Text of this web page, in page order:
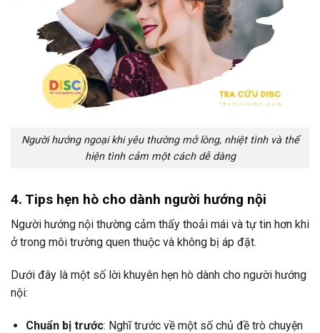
Người hướng ngoại khi yêu thường mở lòng, nhiệt tình và thể
hiện tình cảm một cách dễ dàng
4. Tips hẹn hò cho dành người hướng nội
Người hướng nội thường cảm thấy thoải mái và tự tin hơn khi
ở trong môi trường quen thuộc và không bị áp đặt.
Dưới đây là một số lời khuyên hẹn hò dành cho người hướng
nội:
Chuẩn bị trước: Nghĩ trước về một số chủ đề trò chuyện